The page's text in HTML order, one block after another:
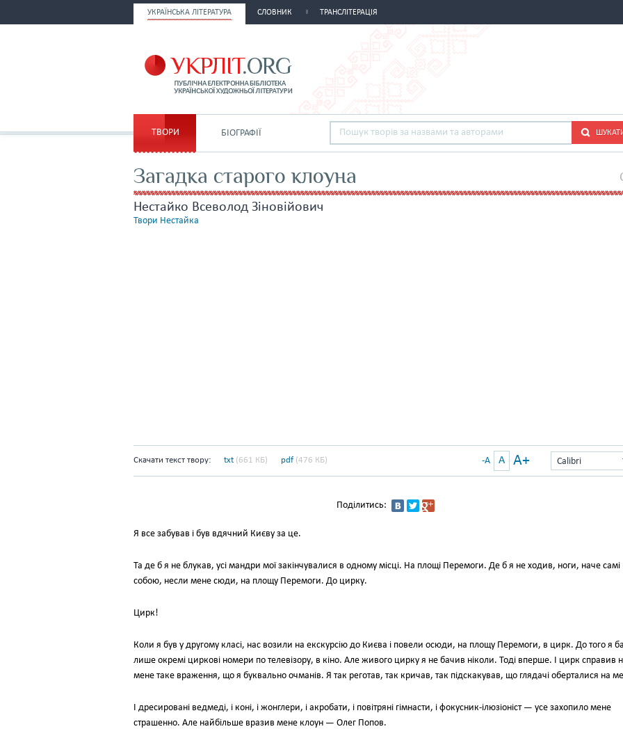
УКРАЇНСЬКА ЛІТЕРАТУРА СЛОВНИК ТРАНСЛІТЕРАЦІЯ
ТВОРИ БІОГРАФІЇ
Загадка старого клоуна
Нестайко Всеволод Зіновійович
Твори Нестайка
Скачати текст твору: txt (661 КБ) pdf (476 КБ) Calibri
-A A A+
Поділитись:
Я все забував і був вдячний Києву за це.
Та де б я не блукав, усі мандри мої закінчувалися в одному місці. На площі Перемоги. Де б я не ходив, ноги, наче самі
собою, несли мене сюди, на площу Перемоги. До цирку.
Цирк!
Коли я був у другому класі, нас возили на екскурсію до Києва і повели осюди, на площу Перемоги, в цирк. До того я
лише окремі циркові номери по телевізору, в кіно. Але живого цирку я не бачив ніколи. Тоді вперше. І цирк справив
мене таке враження, що я буквально очманів. Я так реготав, так кричав, так підскакував, що глядачі оберталися на
І дресировані ведмеді, і коні, і жонглери, і акробати, і повітряні гімнасти, і фокусник-ілюзіоніст — усе захопило мене
страшенно. Але найбільше вразив мене клоун — Олег Попов.